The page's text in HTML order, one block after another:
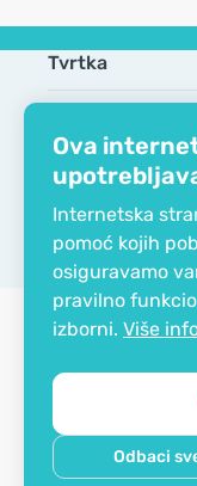
Ova
Internetska
pomoć kojih
osiguravamo
pravilno
izborni. Više
Odbaci
Tvrtka
Kontaktirajte nas
Copyright © 2012 -